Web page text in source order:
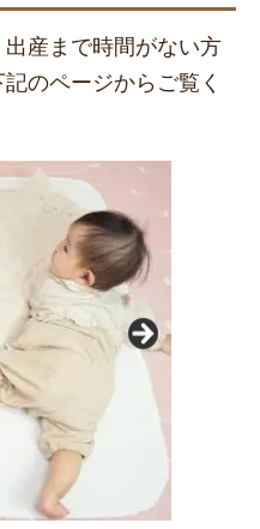
産まで時間がない方
のページからご覧く